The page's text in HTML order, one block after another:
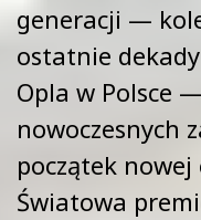
generacji —
ostatnie
Opla w Polsce
nowoczesnych
początek
Światowa